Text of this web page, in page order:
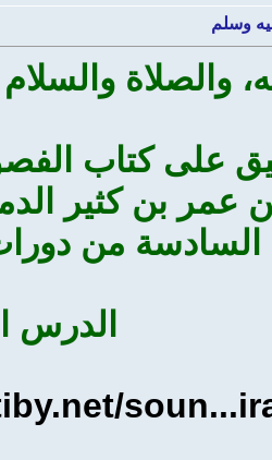
وسلم
والصلاة
على كتاب
السادسة من
الدرس